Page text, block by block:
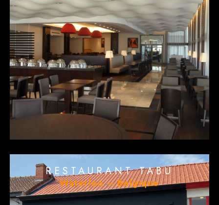
RESTAURANT TABU
Waterloo – Belgique